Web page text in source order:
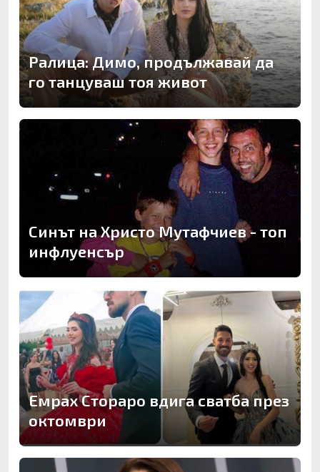
Ралица: Димо, продължавай да
го танцуваш тоя живот
Синът на Христо Мутафчиев - топ
инфлуенсър
Емрах Стораро вдига сватба през
октомври